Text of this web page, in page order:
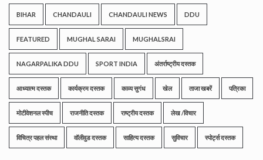
BIHAR CHANDAULI CHANDAULI NEWS DDU
FEATURED MUGHAL SARAI MUGHALSRAI
NAGARPALIKA DDU SPORT INDIA अंतर्राष्ट्रीय दस्तक
आध्यात्म दस्तक कार्यक्रम दस्तक काव्य सुगंध खेल ताजा खबरें पत्रिका
मोटीवेशनल स्पीच राजनीति दस्तक राष्ट्रीय दस्तक लेख /विचार
विचित्र पहल संस्था वॉलीवुड दस्तक साहित्य दस्तक सुविचार स्पोर्ट्स दस्तक